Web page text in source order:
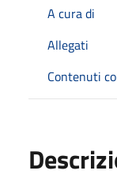
A cura di
Allegati
Contenuti